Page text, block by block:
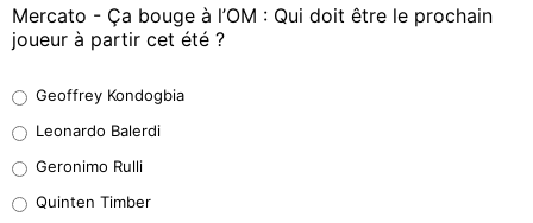
Mercato - Ça bouge à l’OM : Qui doit être le prochain
joueur à partir cet été ?
38%
32%
Geoffrey Kondogbia
Leonardo Balerdi
Geronimo Rulli
Quinten Timber